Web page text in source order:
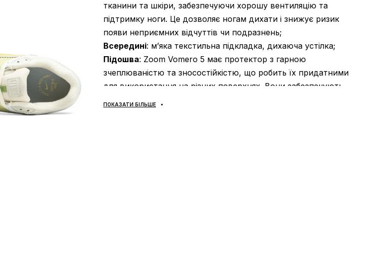
тканини та шкіри, забезпечуючи хорошу вентиляцію та
підтримку ноги. Це дозволяє ногам дихати і знижує ризик
появи неприємних відчуттів чи подразнень;
Всередині: м’яка текстильна підкладка, дихаюча устілка;
Підошва: Zoom Vomero 5 має протектор з гарною
зчеплюваністю та зносостійкістю, що робить їх придатними
для використання на різних поверхнях. Вони забезпечують
ПОКАЗАТИ БІЛЬШЕ